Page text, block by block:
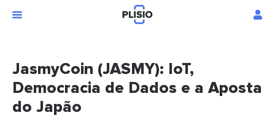
JasmyCoin (JASMY): IoT,
Democracia de Dados e a Aposta
do Japão